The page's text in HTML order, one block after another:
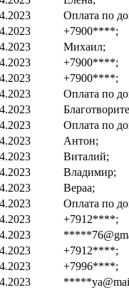
Оплата по
+7900****;
Михаил;
+7900****;
+7900****;
Оплата по
Оплата по
Антон;
Виталий;
Владимир;
Вераа;
Оплата по
+7912****;
+7912****;
+7996****;